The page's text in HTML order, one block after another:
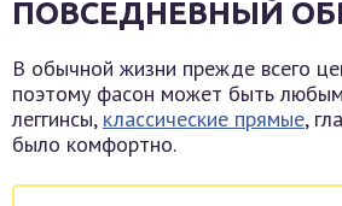
ПОВСЕДНЕВНЫЙ
В обычной жизни прежде всего
поэтому фасон может быть
леггинсы, классические прямые,
было комфортно.